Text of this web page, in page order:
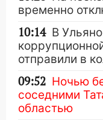
временно
10:14 В
отправили в
09:52 Ночью
соседними
областью